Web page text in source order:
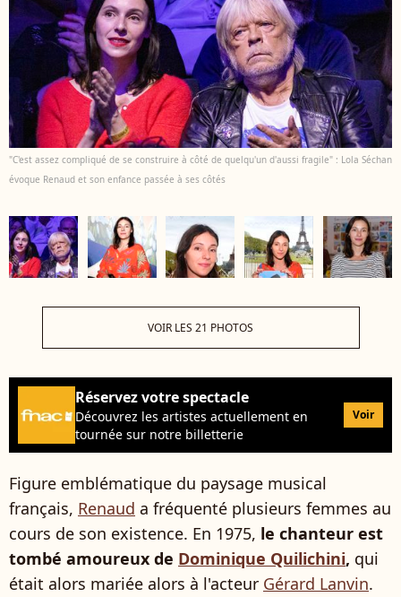
"C'est assez compliqué de se construire à côté de quelqu'un d'aussi fragile" : Lola Séchan
évoque Renaud et son enfance passée à ses côtés
VOIR LES 21 PHOTOS
Réservez votre spectacle
Découvrez les artistes actuellement en
tournée sur notre billetterie
Voir
Figure emblématique du paysage musical
français, Renaud a fréquenté plusieurs femmes au
cours de son existence. En 1975, le chanteur est
tombé amoureux de Dominique Quilichini, qui
était alors mariée alors à l'acteur Gérard Lanvin.